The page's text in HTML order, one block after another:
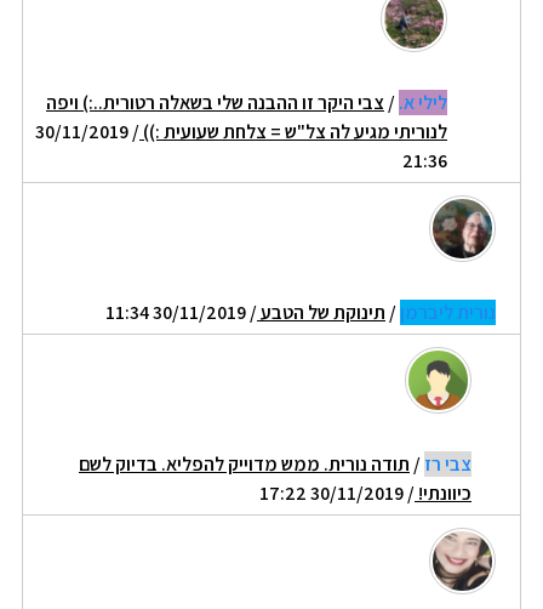
לילי א./ צבי היקר זו ההבנה שלי בשאלה רטורית..:) ויפה
לנוריתי מגיע לה צל"ש = צלחת שעועית :))
/ 30/11/2019
21:36
נורית ליברמן/ תינוקת של הטבע/ 30/11/2019 11:34
צבי רז/ תודה נורית. ממש מדוייק להפליא. בדיוק לשם
כיוונתי!/ 30/11/2019 17:22